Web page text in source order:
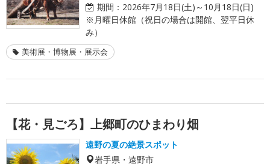
期間： 2026年7月18日(土)～10月18日(日)
※月曜日休館（祝日の場合は開館、翌平日休
み）
美術展・博物展・展示会
【花・見ごろ】上郷町のひまわり畑
遠野の夏の絶景スポット
岩手県・遠野市